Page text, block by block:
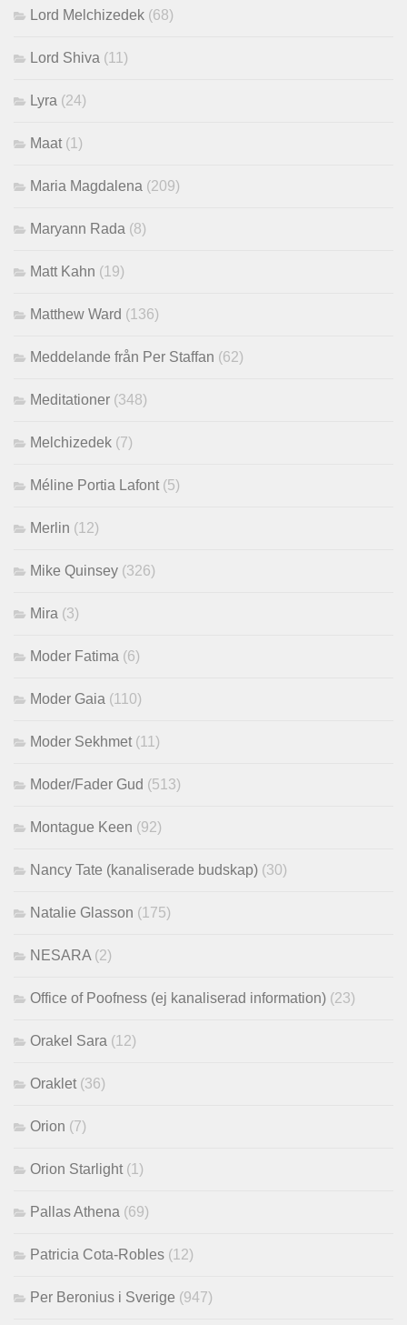
Lord Melchizedek (68)
Lord Shiva (11)
Lyra (24)
Maat (1)
Maria Magdalena (209)
Maryann Rada (8)
Matt Kahn (19)
Matthew Ward (136)
Meddelande från Per Staffan (62)
Meditationer (348)
Melchizedek (7)
Méline Portia Lafont (5)
Merlin (12)
Mike Quinsey (326)
Mira (3)
Moder Fatima (6)
Moder Gaia (110)
Moder Sekhmet (11)
Moder/Fader Gud (513)
Montague Keen (92)
Nancy Tate (kanaliserade budskap) (30)
Natalie Glasson (175)
NESARA (2)
Office of Poofness (ej kanaliserad information) (23)
Orakel Sara (12)
Oraklet (36)
Orion (7)
Orion Starlight (1)
Pallas Athena (69)
Patricia Cota-Robles (12)
Per Beronius i Sverige (947)